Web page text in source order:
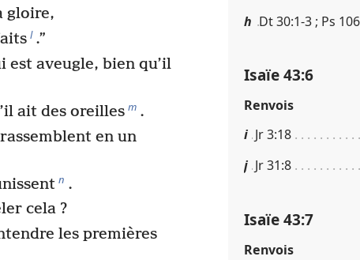
gloire,
l .”
aveugle, bien qu’il
ait des oreilles m .
en un
n .
cela ?
les premières
h Dt 30​:​1-3 ; Ps
Isaïe 43​:​6
Renvois
i Jr 3​:​18
j Jr 31​:​8
Isaïe 43​:​7
Renvois